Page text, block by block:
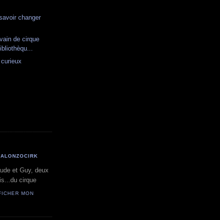
changer
de cirque
ALONZOCIRK
et Guy, deux
cirque
MON